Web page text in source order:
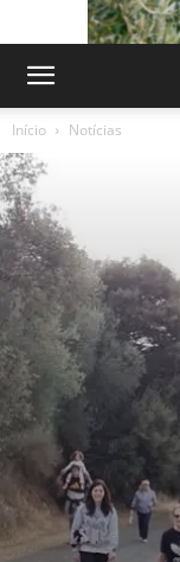
Início Notícias